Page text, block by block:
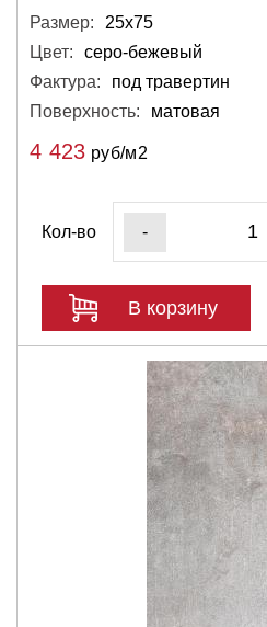
Размер:
25х75
Цвет:
серо-бежевый
Фактура:
под травертин
Поверхность:
матовая
4 423 руб/м2
Кол-во -
В корзину